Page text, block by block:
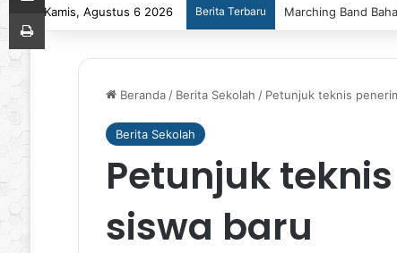
Kamis, Agustus 6 2026 Berita Terbaru Marching Band
Beranda / Berita Sekolah / Petunjuk teknis
Berita Sekolah
Petunjuk
siswa baru
Print